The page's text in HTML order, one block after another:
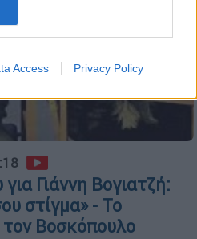
Access Privacy Policy
Γιάννη Βογιατζή:
στίγμα» - Το
Βοσκόπουλο